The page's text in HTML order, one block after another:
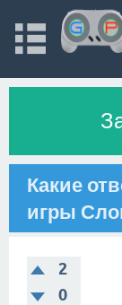
Какие
игры
2
0